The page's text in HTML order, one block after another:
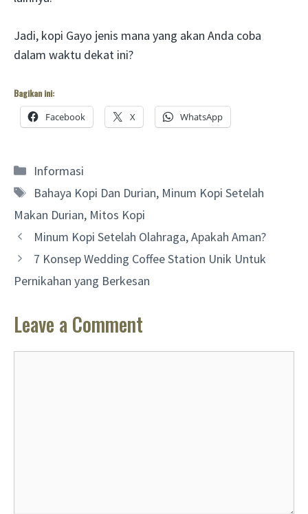
Jadi, kopi Gayo jenis mana yang akan Anda coba
dalam waktu dekat ini?
Bagikan ini:
Facebook X WhatsApp
Categories
Informasi
Tags
Bahaya Kopi Dan Durian, Minum Kopi Setelah
Makan Durian, Mitos Kopi
Minum Kopi Setelah Olahraga, Apakah Aman?
7 Konsep Wedding Coffee Station Unik Untuk
Pernikahan yang Berkesan
Leave a Comment